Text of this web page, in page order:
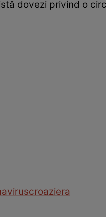
dovezi privind o
viruscroaziera